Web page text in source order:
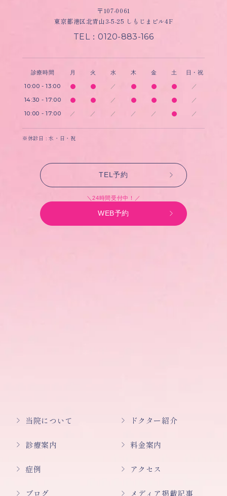
〒107-0061
東京都港区北青山3-5-25 しもじまビル4F
TEL：0120-883-166
診療時間 月 火 水 木 金 土 日・祝
10:00 - 13:00 ／ ／
14:30 - 17:00 ／ ／
10:00 - 17:00 ／ ／ ／ ／ ／ ／
※休診日 : 水・日・祝
TEL予約
＼24時間受付中！／
WEB予約
当院について ドクター紹介
診療案内 料金案内
症例 アクセス
ブログ メディア掲載記事